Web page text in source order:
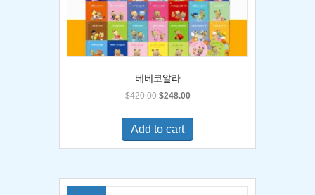
베베코알라
$420.00 Original
was:
$420.00.
$248.00Current
is:
Add to cart